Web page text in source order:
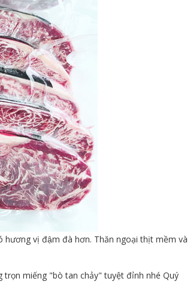
hương vị đậm đà hơn. Thăn ngoại thịt mềm và
miếng "bò tan chảy" tuyệt đỉnh nhé Quý